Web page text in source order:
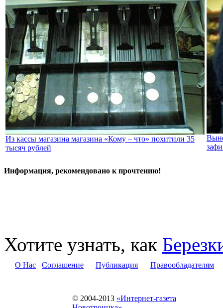
Из кассы магазина магазина «Кому – что» похитили 35
тысяч рублей
Информация, рекомендовано к прочтению!
Хотите узнать, как
О Нас Соглашение Публикация Правообладателям
© 2004-2013 «Интернет-газета